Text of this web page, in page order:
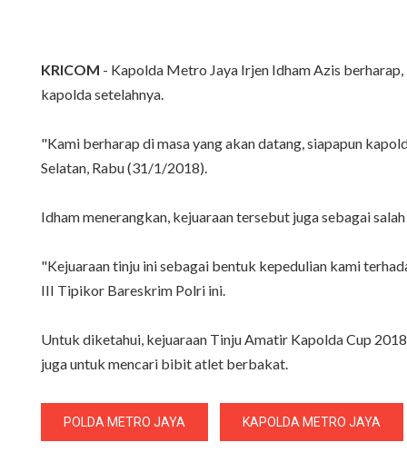
KRICOM - Kapolda Metro Jaya Irjen Idham Azis
kapolda setelahnya.
"Kami berharap di masa yang akan datang, siapapun
Selatan, Rabu (31/1/2018).
Idham menerangkan, kejuaraan tersebut juga sebagai
"Kejuaraan tinju ini sebagai bentuk kepedulian kami
III Tipikor Bareskrim Polri ini.
Untuk diketahui, kejuaraan Tinju Amatir Kapolda Cup
juga untuk mencari bibit atlet berbakat.
POLDA METRO JAYA KAPOLDA METRO JAYA